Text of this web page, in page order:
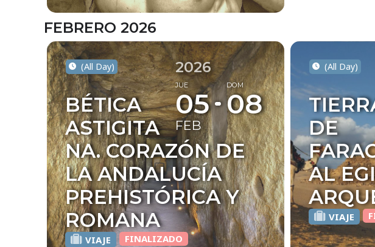
FEBRERO 2026
2026
JUE
05
FEB
DOM
08
(All Day)
BÉTICA
ASTIGITA
NA. CORAZÓN DE
LA ANDALUCÍA
PREHISTÓRICA Y
ROMANA
VIAJE FINALIZADO
(All Day)
DE
AL
VIAJE